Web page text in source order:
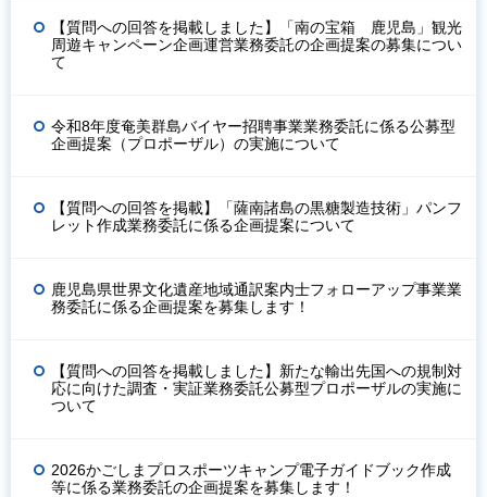
【質問への回答を掲載しました】「南の宝箱 鹿児島」観光
周遊キャンペーン企画運営業務委託の企画提案の募集につい
て
令和8年度奄美群島バイヤー招聘事業業務委託に係る公募型
企画提案（プロポーザル）の実施について
【質問への回答を掲載】「薩南諸島の黒糖製造技術」パンフ
レット作成業務委託に係る企画提案について
鹿児島県世界文化遺産地域通訳案内士フォローアップ事業業
務委託に係る企画提案を募集します！
【質問への回答を掲載しました】新たな輸出先国への規制対
応に向けた調査・実証業務委託公募型プロポーザルの実施に
ついて
2026かごしまプロスポーツキャンプ電子ガイドブック作成
等に係る業務委託の企画提案を募集します！